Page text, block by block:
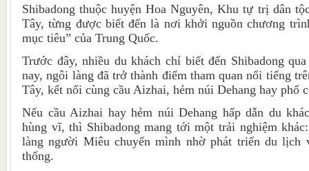
Shibadong thuộc huyện Hoa Nguyên, Khu tự trị dân
Tây, từng được biết đến là nơi khởi nguồn chương
mục tiêu” của Trung Quốc.
Trước đây, nhiều du khách chỉ biết đến Shibadong
nay, ngôi làng đã trở thành điểm tham quan nổi tiếng
Tây, kết nối cùng cầu Aizhai, hẻm núi Dehang hay phố
Nếu cầu Aizhai hay hẻm núi Dehang hấp dẫn du
hùng vĩ, thì Shibadong mang tới một trải nghiệm
làng người Miêu chuyển mình nhờ phát triển du lịch
thống.